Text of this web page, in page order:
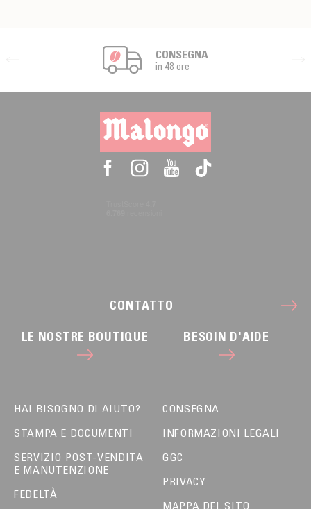
CONSEGNA
in 48 ore
CONTATTO
LE NOSTRE BOUTIQUE BESOIN D'AIDE
HAI BISOGNO DI AIUTO?
STAMPA E DOCUMENTI
SERVIZIO POST-VENDITA
E MANUTENZIONE
FEDELTÀ
CONSEGNA
INFORMAZIONI LEGALI
GGC
PRIVACY
MAPPA DEL SITO